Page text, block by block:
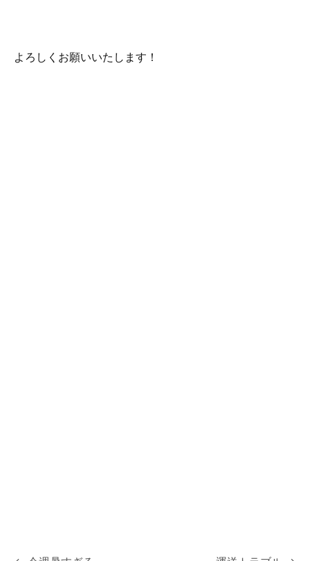
よろしくお願いいたします！